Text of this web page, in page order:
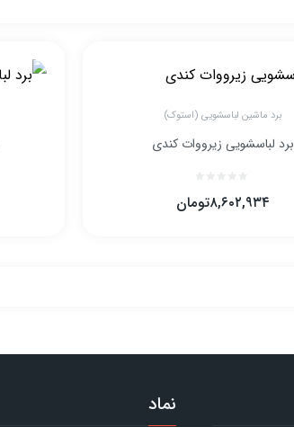
برد ماشین لباسشویی (استوک)
برد لباسشویی زیرووات کندی
تومان۸,۶۰۲,۹۳۴
نماد